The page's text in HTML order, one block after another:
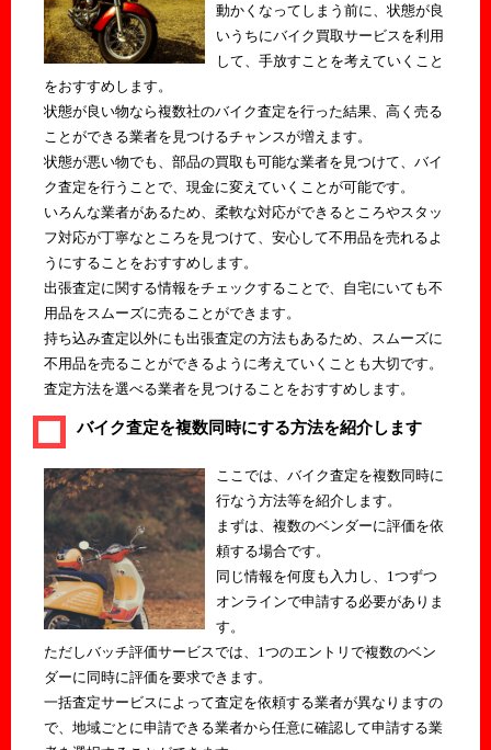
動かくなってしまう前に、状態が良
いうちにバイク買取サービスを利用
して、手放すことを考えていくこと
をおすすめします。
状態が良い物なら複数社のバイク査定を行った結果、高く売る
ことができる業者を見つけるチャンスが増えます。
状態が悪い物でも、部品の買取も可能な業者を見つけて、バイ
ク査定を行うことで、現金に変えていくことが可能です。
いろんな業者があるため、柔軟な対応ができるところやスタッ
フ対応が丁寧なところを見つけて、安心して不用品を売れるよ
うにすることをおすすめします。
出張査定に関する情報をチェックすることで、自宅にいても不
用品をスムーズに売ることができます。
持ち込み査定以外にも出張査定の方法もあるため、スムーズに
不用品を売ることができるように考えていくことも大切です。
査定方法を選べる業者を見つけることをおすすめします。
バイク査定を複数同時にする方法を紹介します
ここでは、バイク査定を複数同時に
行なう方法等を紹介します。
まずは、複数のベンダーに評価を依
頼する場合です。
同じ情報を何度も入力し、1つずつ
オンラインで申請する必要がありま
す。
ただしバッチ評価サービスでは、1つのエントリで複数のベン
ダーに同時に評価を要求できます。
一括査定サービスによって査定を依頼する業者が異なりますの
で、地域ごとに申請できる業者から任意に確認して申請する業